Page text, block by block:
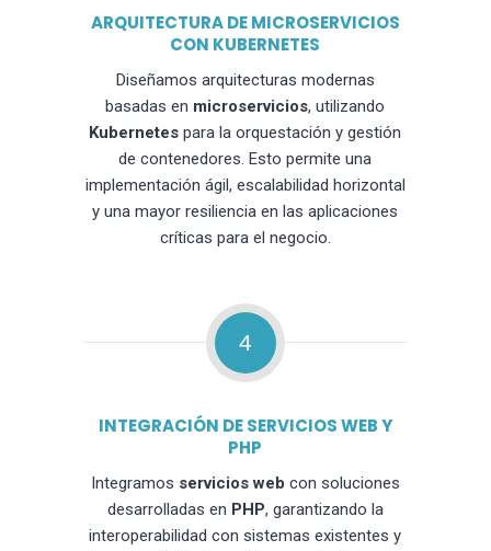
ARQUITECTURA DE MICROSERVICIOS
CON KUBERNETES
Diseñamos arquitecturas modernas
basadas en microservicios, utilizando
Kubernetes para la orquestación y gestión
de contenedores. Esto permite una
implementación ágil, escalabilidad horizontal
y una mayor resiliencia en las aplicaciones
críticas para el negocio.
4
INTEGRACIÓN DE SERVICIOS WEB Y
PHP
Integramos servicios web con soluciones
desarrolladas en PHP, garantizando la
interoperabilidad con sistemas existentes y